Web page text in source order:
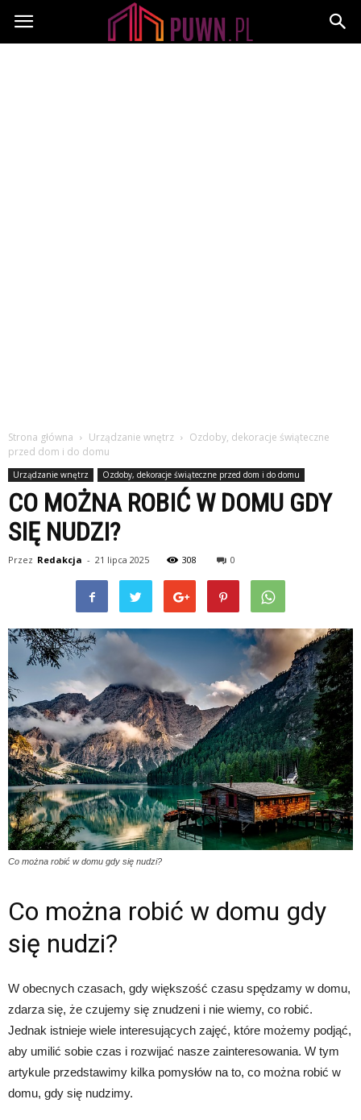
PUWN.pl
Strona główna Urządzanie wnętrz
Ozdoby, dekoracje świąteczne
przed dom i do domu
Urządzanie wnętrz Ozdoby, dekoracje świąteczne przed dom i do domu
CO MOŻNA ROBIĆ W DOMU GDY
SIĘ NUDZI?
Przez Redakcja - 21 lipca 2025 308 0
Co można robić w domu gdy się nudzi?
Co można robić w domu gdy
się nudzi?
W obecnych czasach, gdy większość czasu spędzamy w domu,
zdarza się, że czujemy się znudzeni i nie wiemy, co robić.
Jednak istnieje wiele interesujących zajęć, które możemy podjąć,
aby umilić sobie czas i rozwijać nasze zainteresowania. W tym
artykule przedstawimy kilka pomysłów na to, co można robić w
domu, gdy się nudzimy.